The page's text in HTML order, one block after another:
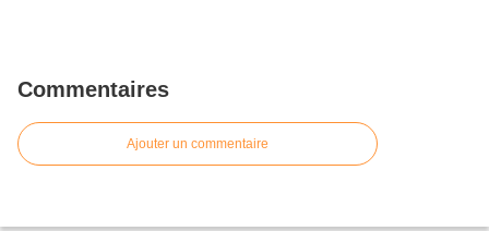
Commentaires
Ajouter un commentaire